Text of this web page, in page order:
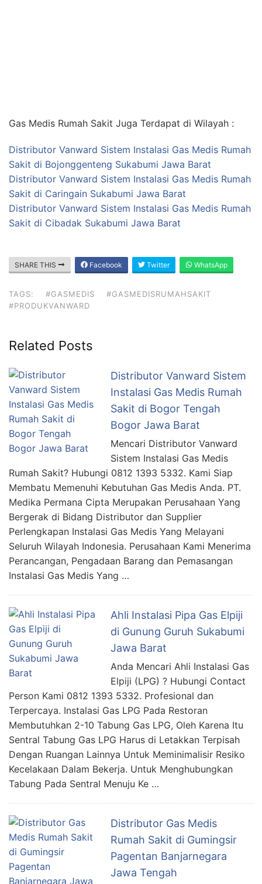
Gas Medis Rumah Sakit Juga Terdapat di Wilayah :
Distributor Vanward Sistem Instalasi Gas Medis Rumah
Sakit di Bojonggenteng Sukabumi Jawa Barat
Distributor Vanward Sistem Instalasi Gas Medis Rumah
Sakit di Caringain Sukabumi Jawa Barat
Distributor Vanward Sistem Instalasi Gas Medis Rumah
Sakit di Cibadak Sukabumi Jawa Barat
SHARE THIS Facebook Twitter WhatsApp
TAGS: #GASMEDIS
#GASMEDISRUMAHSAKIT
#PRODUKVANWARD
Related Posts
Distributor Vanward Sistem
Instalasi Gas Medis Rumah
Sakit di Bogor Tengah
Bogor Jawa Barat
Mencari Distributor Vanward
Sistem Instalasi Gas Medis
Rumah Sakit? Hubungi 0812 1393 5332. Kami Siap
Membatu Memenuhi Kebutuhan Gas Medis Anda. PT.
Medika Permana Cipta Merupakan Perusahaan Yang
Bergerak di Bidang Distributor dan Supplier
Perlengkapan Instalasi Gas Medis Yang Melayani
Seluruh Wilayah Indonesia. Perusahaan Kami Menerima
Perancangan, Pengadaan Barang dan Pemasangan
Instalasi Gas Medis Yang …
Ahli Instalasi Pipa Gas Elpiji
di Gunung Guruh Sukabumi
Jawa Barat
Anda Mencari Ahli Instalasi Gas
Elpiji (LPG) ? Hubungi Contact
Person Kami 0812 1393 5332. Profesional dan
Terpercaya. Instalasi Gas LPG Pada Restoran
Membutuhkan 2-10 Tabung Gas LPG, Oleh Karena Itu
Sentral Tabung Gas LPG Harus di Letakkan Terpisah
Dengan Ruangan Lainnya Untuk Meminimalisir Resiko
Kecelakaan Dalam Bekerja. Untuk Menghubungkan
Tabung Pada Sentral Menuju Ke …
Distributor Gas Medis
Rumah Sakit di Gumingsir
Pagentan Banjarnegara
Jawa Tengah